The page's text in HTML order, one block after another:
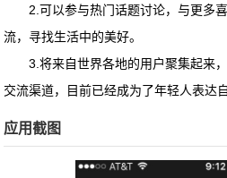
2.可以参与热门话题讨论，与更多喜
流，寻找生活中的美好。
3.将来自世界各地的用户聚集起来，
交流渠道，目前已经成为了年轻人表达
应用截图